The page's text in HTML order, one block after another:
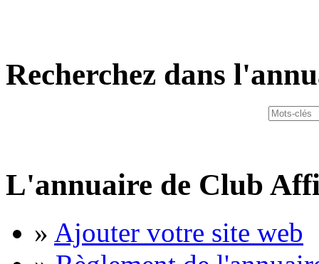
Recherchez dans
L'annuaire de Club
» Ajouter votre site web